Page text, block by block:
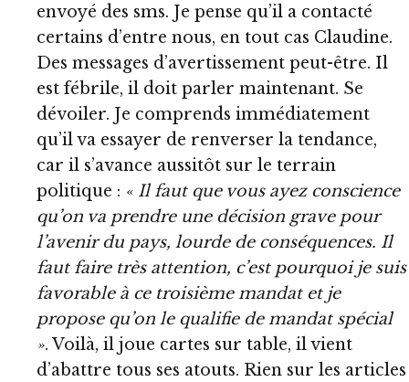
envoyé des sms. Je pense qu’il a contacté
certains d’entre nous, en tout cas Claudine.
Des messages d’avertissement peut-être. Il
est fébrile, il doit parler maintenant. Se
dévoiler. Je comprends immédiatement
qu’il va essayer de renverser la tendance,
car il s’avance aussitôt sur le terrain
politique : « Il faut que vous ayez conscience
qu’on va prendre une décision grave pour
l’avenir du pays, lourde de conséquences. Il
faut faire très attention, c’est pourquoi je suis
favorable à ce troisième mandat et je
propose qu’on le qualifie de mandat spécial
». Voilà, il joue cartes sur table, il vient
d’abattre tous ses atouts. Rien sur les articles